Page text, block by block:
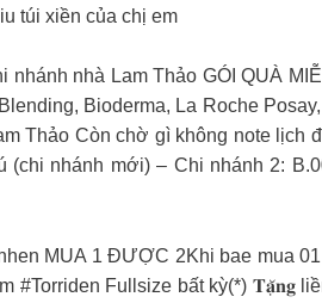
túi xiền của chị em
nhà Lam Thảo GÓI QUÀ
Bioderma, La Roche
Thảo Còn chờ gì không note lịch
nhánh mới) – Chi nhánh 2:
MUA 1 ĐƯỢC 2Khi bae mua
#Torriden Fullsize bất kỳ(*) 𝐓𝐚̣̆𝐧𝐠